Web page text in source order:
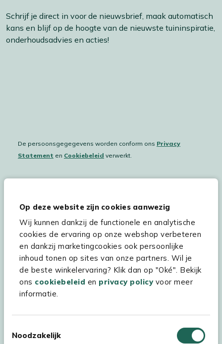
Op deze website zijn cookies aanwezig
Wij kunnen dankzij de functionele en analytische
cookies de ervaring op onze webshop verbeteren
en dankzij marketingcookies ook persoonlijke
inhoud tonen op sites van onze partners. Wil je
de beste winkelervaring? Klik dan op "Oké". Bekijk
ons cookiebeleid en privacy policyvoor meer
informatie.
Noodzakelijk
Schrijf je direct in voor de nieuwsbrief, maak automatisch
kans en blijf op de hoogte van de nieuwste tuininspiratie,
onderhoudsadvies en acties!
De persoonsgegegevens worden conform ons Privacy
Statement en Cookiebeleid verwerkt.
Hulp & service
Assortiment
Kees Smit Tuinmeubelen
Experience Stores XXL